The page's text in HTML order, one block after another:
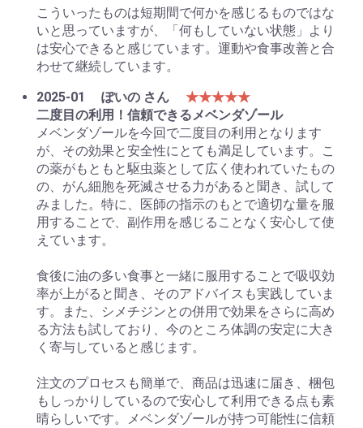
こういったものは短期間で何かを感じるものではな
いと思っていますが、「何もしていない状態」より
は安心できると感じています。運動や食事改善と合
わせて継続しています。
2025-01
ぽいの さん
★★★★★
二度目の利用！信頼できるメベンダゾール
メベンダゾールを今回で二度目の利用となります
が、その効果と安全性にとても満足しています。こ
の薬がもともと駆虫薬として広く使われていたもの
の、がん細胞を死滅させる力があると聞き、試して
みました。特に、医師の指示のもとで適切な量を服
用することで、副作用を感じることなく安心して使
えています。
食後に油の多い食事と一緒に服用することで吸収効
率が上がると聞き、そのアドバイスも実践していま
す。また、シメチジンとの併用で効果をさらに高め
る方法も試しており、今のところ体調の安定に大き
く寄与していると感じます。
注文のプロセスも簡単で、商品は迅速に届き、梱包
もしっかりしているので安心して利用できる点も素
晴らしいです。メベンダゾールが持つ可能性に信頼